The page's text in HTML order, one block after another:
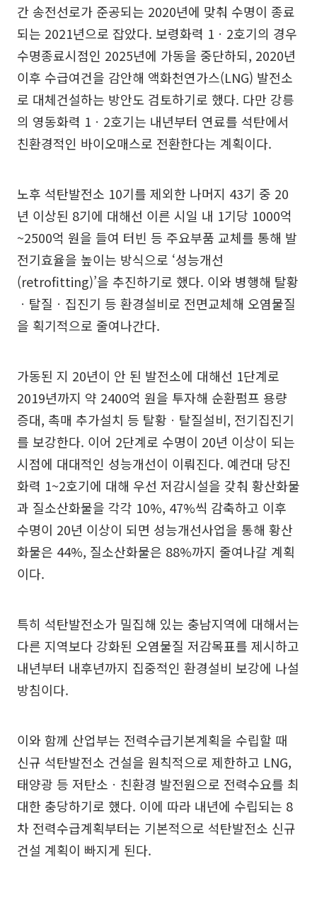
간 송전선로가 준공되는 2020년에 맞춰 수명이 종료
되는 2021년으로 잡았다. 보령화력 1ㆍ2호기의 경우
수명종료시점인 2025년에 가동을 중단하되, 2020년
이후 수급여건을 감안해 액화천연가스(LNG) 발전소
로 대체건설하는 방안도 검토하기로 했다. 다만 강릉
의 영동화력 1ㆍ2호기는 내년부터 연료를 석탄에서
친환경적인 바이오매스로 전환한다는 계획이다.
노후 석탄발전소 10기를 제외한 나머지 43기 중 20
년 이상된 8기에 대해선 이른 시일 내 1기당 1000억
~2500억 원을 들여 터빈 등 주요부품 교체를 통해 발
전기효율을 높이는 방식으로 ‘성능개선
(retrofitting)’을 추진하기로 했다. 이와 병행해 탈황
ㆍ탈질ㆍ집진기 등 환경설비로 전면교체해 오염물질
을 획기적으로 줄여나간다.
가동된 지 20년이 안 된 발전소에 대해선 1단계로
2019년까지 약 2400억 원을 투자해 순환펌프 용량
증대, 촉매 추가설치 등 탈황ㆍ탈질설비, 전기집진기
를 보강한다. 이어 2단계로 수명이 20년 이상이 되는
시점에 대대적인 성능개선이 이뤄진다. 예컨대 당진
화력 1~2호기에 대해 우선 저감시설을 갖춰 황산화물
과 질소산화물을 각각 10%, 47%씩 감축하고 이후
수명이 20년 이상이 되면 성능개선사업을 통해 황산
화물은 44%, 질소산화물은 88%까지 줄여나갈 계획
이다.
특히 석탄발전소가 밀집해 있는 충남지역에 대해서는
다른 지역보다 강화된 오염물질 저감목표를 제시하고
내년부터 내후년까지 집중적인 환경설비 보강에 나설
방침이다.
이와 함께 산업부는 전력수급기본계획을 수립할 때
신규 석탄발전소 건설을 원칙적으로 제한하고 LNG,
태양광 등 저탄소ㆍ친환경 발전원으로 전력수요를 최
대한 충당하기로 했다. 이에 따라 내년에 수립되는 8
차 전력수급계획부터는 기본적으로 석탄발전소 신규
건설 계획이 빠지게 된다.